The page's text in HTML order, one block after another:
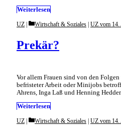
Weiterlesen
Prekär?
UZ Categories
Wirtschaft & Soziales UZ vom 14.
Vor allem Frauen sind von den
befristeter Arbeit oder Minijobs
Ahrens, Inga Laß und Henning
Weiterlesen
UZ Categories
Wirtschaft & Soziales UZ vom 14.